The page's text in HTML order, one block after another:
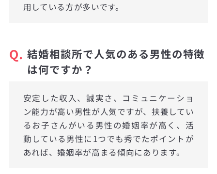
用している方が多いです。
Q. 結婚相談所で人気のある男性の特徴
は何ですか？
安定した収入、誠実さ、コミュニケーショ
ン能力が高い男性が人気ですが、扶養してい
るお子さんがいる男性の婚姻率が高く、活
動している男性に1つでも秀でたポイントが
あれば、婚姻率が高まる傾向にあります。